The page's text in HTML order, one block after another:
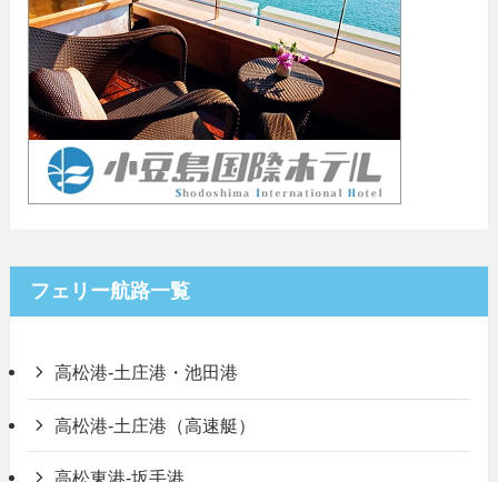
フェリー航路一覧
高松港-土庄港・池田港
高松港-土庄港（高速艇）
高松東港-坂手港